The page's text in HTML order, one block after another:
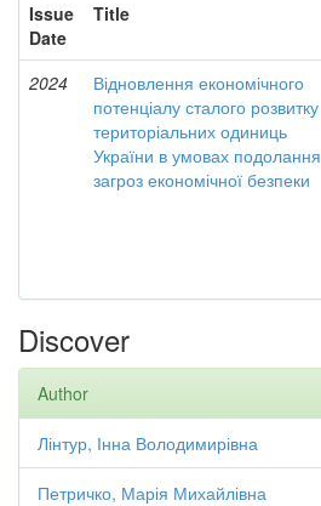
Issue
Date
Title
2024
Відновлення економічного
потенціалу сталого розвитку
територіальних одиниць
України в умовах подолання
загроз економічної безпеки
Discover
Author
Лінтур, Інна Володимирівна
Петричко, Марія Михайлівна